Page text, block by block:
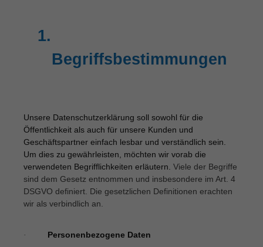
1.
Begriffsbestimmungen
Unsere Datenschutzerklärung soll sowohl für die
Öffentlichkeit als auch für unsere Kunden und
Geschäftspartner einfach lesbar und verständlich sein.
Um dies zu gewährleisten, möchten wir vorab die
verwendeten Begrifflichkeiten erläutern. Viele der Begriffe
sind dem Gesetz entnommen und insbesondere im Art. 4
DSGVO definiert. Die gesetzlichen Definitionen erachten
wir als verbindlich an.
· Personenbezogene Daten